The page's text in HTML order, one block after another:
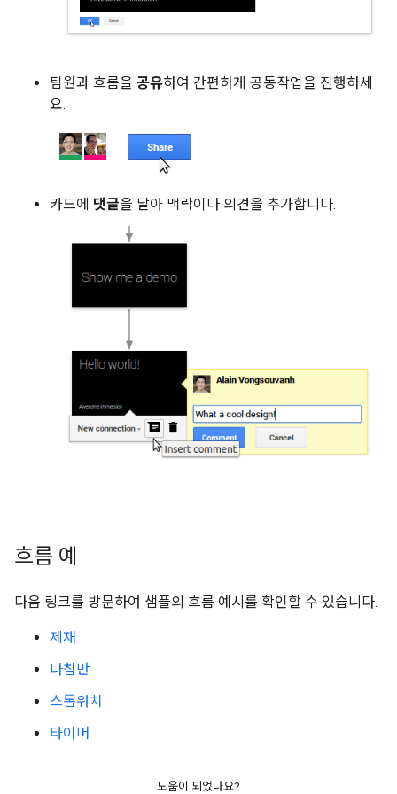
팀원과 흐름을 공유하여 간편하게 공동작업을 진행하세
요.
카드에 댓글을 달아 맥락이나 의견을 추가합니다.
흐름 예
다음 링크를 방문하여 샘플의 흐름 예시를 확인할 수 있습니다.
제재
나침반
스톱워치
타이머
도움이 되었나요?